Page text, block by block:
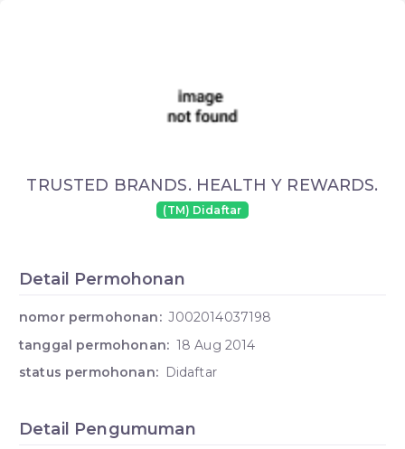
TRUSTED BRANDS. HEALTH Y REWARDS.
(TM) Didaftar
Detail Permohonan
nomor permohonan: J002014037198
tanggal permohonan: 18 Aug 2014
status permohonan: Didaftar
Detail Pengumuman